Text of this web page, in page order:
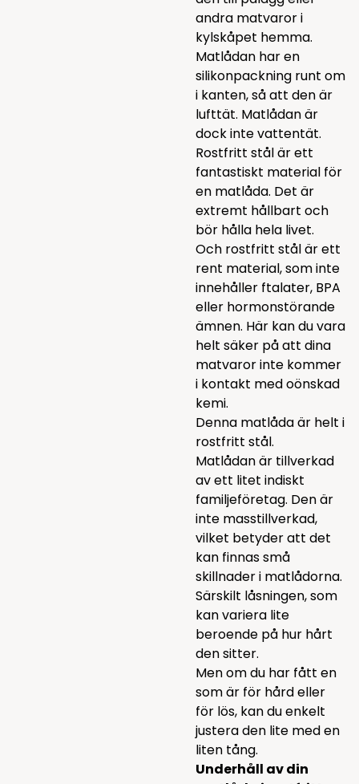
andra matvaror i
kylskåpet hemma.
Matlådan har en
silikonpackning runt om
i kanten, så att den är
lufttät. Matlådan är
dock inte vattentät.
Rostfritt stål är ett
fantastiskt material för
en matlåda. Det är
extremt hållbart och
bör hålla hela livet.
Och rostfritt stål är ett
rent material, som inte
innehåller ftalater, BPA
eller hormonstörande
ämnen. Här kan du vara
helt säker på att dina
matvaror inte kommer
i kontakt med oönskad
kemi.
Denna matlåda är helt i
rostfritt stål.
Matlådan är tillverkad
av ett litet indiskt
familjeföretag. Den är
inte masstillverkad,
vilket betyder att det
kan finnas små
skillnader i matlådorna.
Särskilt låsningen, som
kan variera lite
beroende på hur hårt
den sitter.
Men om du har fått en
som är för hård eller
för lös, kan du enkelt
justera den lite med en
liten tång.
Underhåll av din